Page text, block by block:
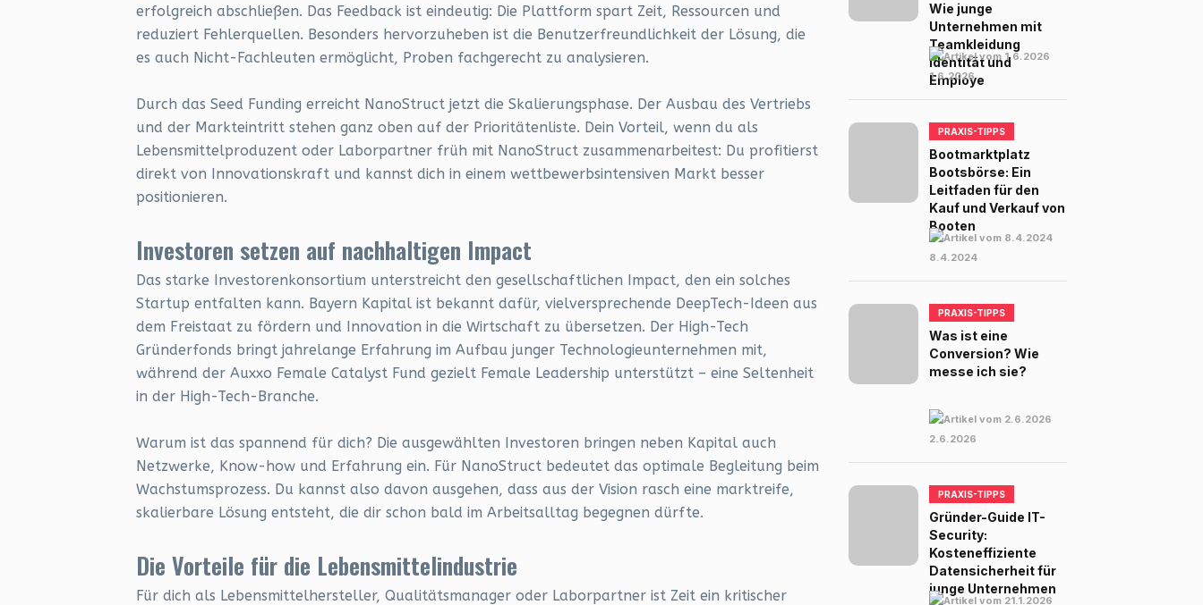
erfolgreich abschließen. Das Feedback ist eindeutig: Die Plattform spart Zeit, Ressourcen und
reduziert Fehlerquellen. Besonders hervorzuheben ist die Benutzerfreundlichkeit der Lösung, die
es auch Nicht-Fachleuten ermöglicht, Proben fachgerecht zu analysieren.
Durch das Seed Funding erreicht NanoStruct jetzt die Skalierungsphase. Der Ausbau des Vertriebs
und der Markteintritt stehen ganz oben auf der Prioritätenliste. Dein Vorteil, wenn du als
Lebensmittelproduzent oder Laborpartner früh mit NanoStruct zusammenarbeitest: Du profitierst
direkt von Innovationskraft und kannst dich in einem wettbewerbsintensiven Markt besser
positionieren.
Investoren setzen auf nachhaltigen Impact
Das starke Investorenkonsortium unterstreicht den gesellschaftlichen Impact, den ein solches
Startup entfalten kann. Bayern Kapital ist bekannt dafür, vielversprechende DeepTech-Ideen aus
dem Freistaat zu fördern und Innovation in die Wirtschaft zu übersetzen. Der High-Tech
Gründerfonds bringt jahrelange Erfahrung im Aufbau junger Technologieunternehmen mit,
während der Auxxo Female Catalyst Fund gezielt Female Leadership unterstützt – eine Seltenheit
in der High-Tech-Branche.
Warum ist das spannend für dich? Die ausgewählten Investoren bringen neben Kapital auch
Netzwerke, Know-how und Erfahrung ein. Für NanoStruct bedeutet das optimale Begleitung beim
Wachstumsprozess. Du kannst also davon ausgehen, dass aus der Vision rasch eine marktreife,
skalierbare Lösung entsteht, die dir schon bald im Arbeitsalltag begegnen dürfte.
Die Vorteile für die Lebensmittelindustrie
Für dich als Lebensmittelhersteller, Qualitätsmanager oder Laborpartner ist Zeit ein kritischer
Wie junge
Unternehmen mit
Teamkleidung
Identität und
Employe
1.6.2026
PRAXIS-TIPPS
Bootmarktplatz
Bootsbörse: Ein
Leitfaden für den
Kauf und Verkauf von
Booten
8.4.2024
PRAXIS-TIPPS
Was ist eine
Conversion? Wie
messe ich sie?
2.6.2026
PRAXIS-TIPPS
Gründer-Guide IT-
Security:
Kosteneffiziente
Datensicherheit für
junge Unternehmen